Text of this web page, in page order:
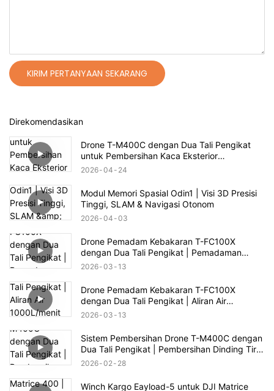
KIRIM PERTANYAAN SEKARANG
Direkomendasikan
Drone T-M400C dengan Dua Tali Pengikat
untuk Pembersihan Kaca Eksterior
Perumahan Kelas Atas | Jangkauan 60m
2026 04 24
Modul Memori Spasial Odin1 | Visi 3D Presisi
Tinggi, SLAM & Navigasi Otonom
2026 04 03
Drone Pemadam Kebakaran T-FC100X
dengan Dua Tali Pengikat | Pemadaman
Kebakaran Gedung Tinggi hingga 100m
2026 03 13
Drone Pemadam Kebakaran T-FC100X
dengan Dua Tali Pengikat | Aliran Air
1000L/menit & Penyelamatan Kebakaran
2026 03 13
Sistem Pembersihan Drone T-M400C dengan
Dua Tali Pengikat | Pembersihan Dinding Tirai
Kaca Plaza Komersial
2026 02 28
Winch Kargo Eayload-5 untuk DJI Matrice